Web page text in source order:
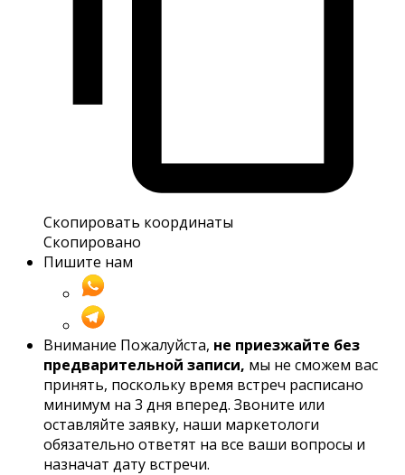
Скопировать координаты
Скопировано
Пишите нам
Внимание Пожалуйста, не приезжайте без
предварительной записи, мы не сможем вас
принять, поскольку время встреч расписано
минимум на 3 дня вперед. Звоните или
оставляйте заявку, наши маркетологи
обязательно ответят на все ваши вопросы и
назначат дату встречи.